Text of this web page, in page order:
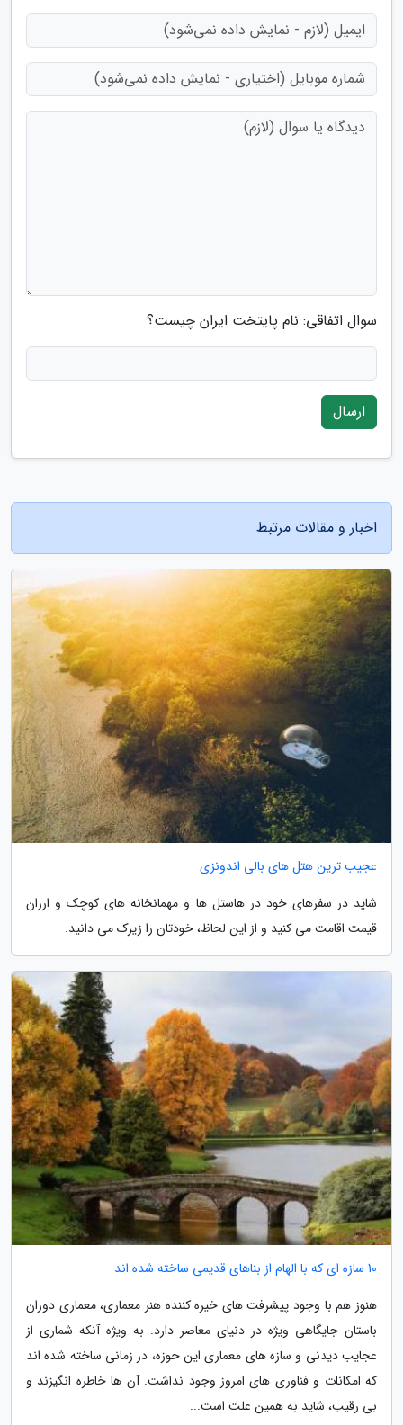
سوال اتفاقی: نام پایتخت ایران چیست؟
ارسال
اخبار و مقالات مرتبط
عجیب ترین هتل های بالی اندونزی
شاید در سفرهای خود در هاستل ها و مهمانخانه های کوچک و ارزان
قیمت اقامت می کنید و از این لحاظ، خودتان را زیرک می دانید.
10 سازه ای که با الهام از بناهای قدیمی ساخته شده اند
هنوز هم با وجود پیشرفت های خیره کننده هنر معماری، معماری دوران
باستان جایگاهی ویژه در دنیای معاصر دارد. به ویژه آنکه شماری از
عجایب دیدنی و سازه های معماری این حوزه، در زمانی ساخته شده اند
که امکانات و فناوری های امروز وجود نداشت. آن ها خاطره انگیزند و
بی رقیب، شاید به همین علت است...